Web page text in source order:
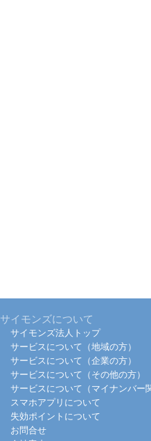
サイモンズについて
サイモンズ法人トップ
サービスについて（地域の方）
サービスについて（企業の方）
サービスについて（その他の方）
サービスについて（マイナンバー
スマホアプリについて
失効ポイントについて
お問合せ